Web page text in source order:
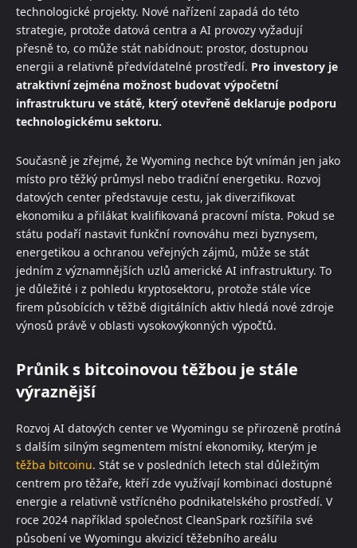
technologické projekty. Nové nařízení zapadá do této
strategie, protože datová centra a AI provozy vyžadují
přesně to, co může stát nabídnout: prostor, dostupnou
energii a relativně předvídatelné prostředí. Pro investory je
atraktivní zejména možnost budovat výpočetní
infrastrukturu ve státě, který otevřeně deklaruje podporu
technologickému sektoru.
Současně je zřejmé, že Wyoming nechce být vnímán jen jako
místo pro těžký průmysl nebo tradiční energetiku. Rozvoj
datových center představuje cestu, jak diverzifikovat
ekonomiku a přilákat kvalifikovaná pracovní místa. Pokud se
státu podaří nastavit funkční rovnováhu mezi byznysem,
energetikou a ochranou veřejných zájmů, může se stát
jedním z významnějších uzlů americké AI infrastruktury. To
je důležité i z pohledu kryptosektoru, protože stále více
firem působících v těžbě digitálních aktiv hledá nové zdroje
výnosů právě v oblasti vysokovýkonných výpočtů.
Průnik s bitcoinovou těžbou je stále
výraznější
Rozvoj AI datových center ve Wyomingu se přirozeně protíná
s dalším silným segmentem místní ekonomiky, kterým je
těžba bitcoinu. Stát se v posledních letech stal důležitým
centrem pro těžaře, kteří zde využívají kombinaci dostupné
energie a relativně vstřícného podnikatelského prostředí. V
roce 2024 například společnost CleanSpark rozšířila své
působení ve Wyomingu akvizicí těžebního areálu